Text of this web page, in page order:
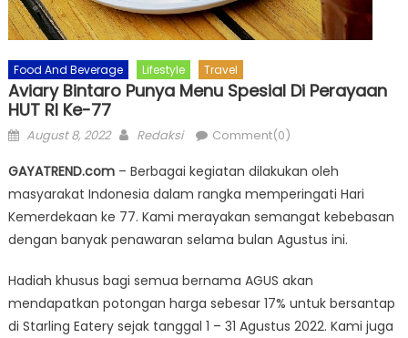
Food And Beverage Lifestyle Travel
Aviary Bintaro Punya Menu Spesial Di Perayaan
HUT RI Ke-77
Posted
August 8, 2022 Author
Redaksi Comment(0)
GAYATREND.com– Berbagai kegiatan dilakukan oleh
masyarakat Indonesia dalam rangka memperingati Hari
Kemerdekaan ke 77. Kami merayakan semangat kebebasan
dengan banyak penawaran selama bulan Agustus ini.
Hadiah khusus bagi semua bernama AGUS akan
mendapatkan potongan harga sebesar 17% untuk bersantap
di Starling Eatery sejak tanggal 1 – 31 Agustus 2022. Kami juga